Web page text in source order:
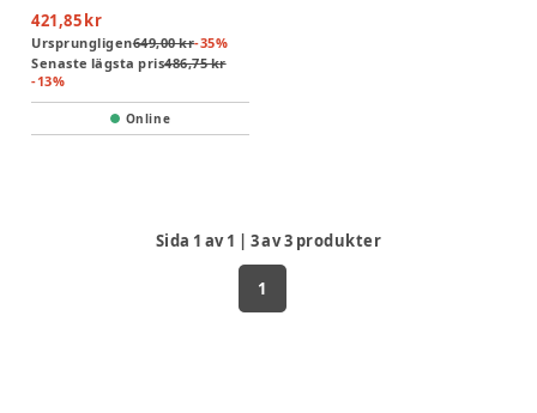
421,85 kr
Ursprungligen649,00 kr-35%
Senaste lägsta pris486,75 kr
-13%
Online
Sida 1 av1 | 3av3 produkter
1